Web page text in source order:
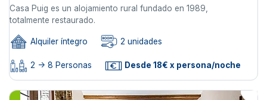
Casa Puig es un alojamiento rural fundado en 1989,
totalmente restaurado.
Alquiler íntegro 2 unidades
2 -> 8 Personas Desde 18€ x persona/noche